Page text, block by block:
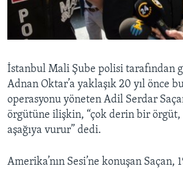
HAYATTAN
SANAT
BIZI TAKIP EDIN
Diller
İstanbul Mali Şube polisi tarafından
Adnan Oktar’a yaklaşık 20 yıl önce
operasyonu yöneten Adil Serdar
örgütüne ilişkin, “çok derin bir
aşağıya vurur” dedi.
Amerika’nın Sesi’ne konuşan Saçan,